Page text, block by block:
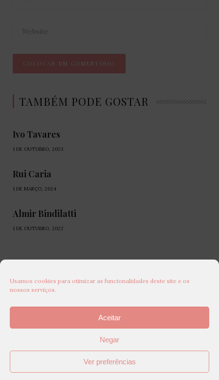
Usamos cookies para otimizar as funcionalidades deste site e os
nossos serviços.
Aceitar
Negar
Ver preferências
TAMBÉM PODE GOSTAR
Ivo Tavares
1 DE OUTUBRO, 2023
Rui Caria
1 DE MARÇO, 2024
Almir Bindilatti
1 DE OUTUBRO, 2022